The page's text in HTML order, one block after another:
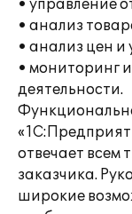
• управление
• анализ
• анализ цен
• мониторинг
деятельности.
отвечает всем
заказчика.
широкие